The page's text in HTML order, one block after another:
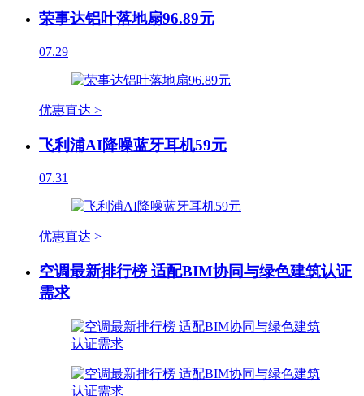
荣事达铝叶落地扇96.89元
07.29
优惠直达 >
飞利浦AI降噪蓝牙耳机59元
07.31
优惠直达 >
空调最新排行榜 适配BIM协同与绿色建筑认证
需求